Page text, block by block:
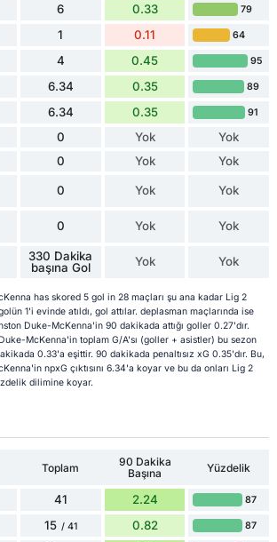
6 0.33 79
1 0.11 64
4 0.45 95
6.34 0.35 89
6.34 0.35 91
0 Yok Yok
0 Yok Yok
0 Yok Yok
0 Yok Yok
330 Dakika
başına Gol
Yok Yok
has skored 5 gol in 28 maçları şu ana kadar Lig 2
1'i evinde atıldı, gol attılar. deplasman maçlarında ise
Duke-McKenna'in 90 dakikada attığı goller 0.27'dır.
McKenna'in toplam G/A'sı (goller + asistler) bu sezon
0.33'a eşittir. 90 dakikada penaltısız xG 0.35'dır. Bu,
npxG çıktısını 6.34'a koyar ve bu da onları Lig 2
dilimine koyar.
Toplam
90 Dakika
Başına
Yüzdelik
41 2.24 87
15 / 41 0.82 87